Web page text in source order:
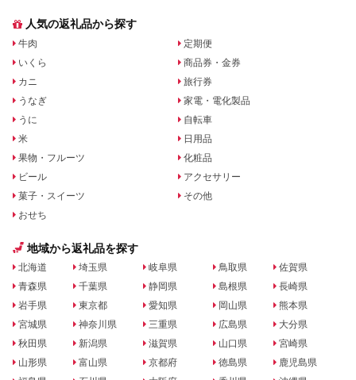
人気の返礼品から探す
牛肉
いくら
カニ
うなぎ
うに
米
果物・フルーツ
ビール
菓子・スイーツ
おせち
定期便
商品券・金券
旅行券
家電・電化製品
自転車
日用品
化粧品
アクセサリー
その他
地域から返礼品を探す
北海道
青森県
岩手県
宮城県
秋田県
山形県
埼玉県
千葉県
東京都
神奈川県
新潟県
富山県
岐阜県
静岡県
愛知県
三重県
滋賀県
京都府
鳥取県
島根県
岡山県
広島県
山口県
徳島県
佐賀県
長崎県
熊本県
大分県
宮崎県
鹿児島県